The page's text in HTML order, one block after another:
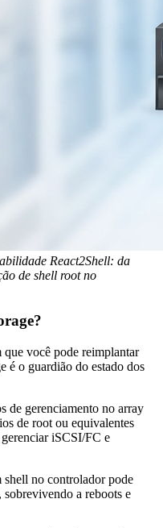
React2Shell: da
de shell root no
você pode reimplantar
é o guardião do estado dos
de gerenciamento no array
de root ou equivalentes
iSCSI/FC e
shell no controlador pode
a reboots e